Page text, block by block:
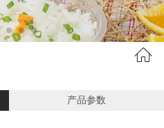
产品参数